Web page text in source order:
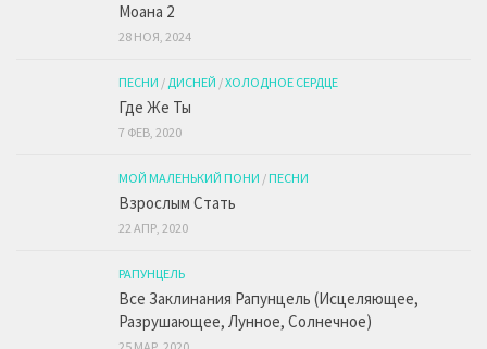
Моана 2
28 НОЯ, 2024
ПЕСНИ / ДИСНЕЙ /ХОЛОДНОЕ СЕРДЦЕ
Где Же Ты
7 ФЕВ, 2020
МОЙ МАЛЕНЬКИЙ ПОНИ /ПЕСНИ
Взрослым Стать
22 АПР, 2020
РАПУНЦЕЛЬ
Все Заклинания Рапунцель (Исцеляющее,
Разрушающее, Лунное, Солнечное)